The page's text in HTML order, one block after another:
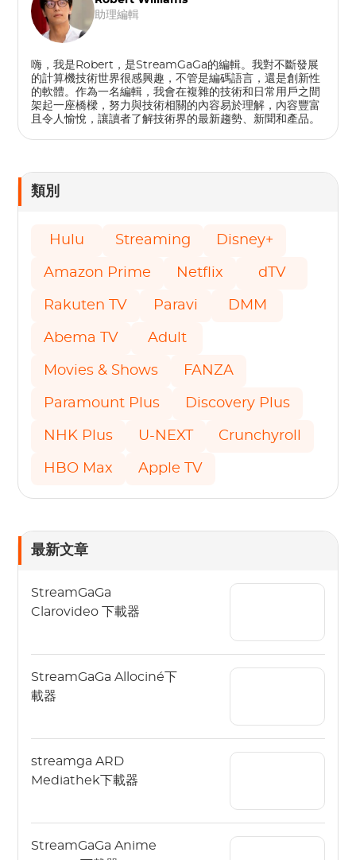
助理編輯
嗨，我是Robert，是StreamGaGa的編輯。我對不斷發展
的計算機技術世界很感興趣，不管是編碼語言，還是創新性
的軟體。作為一名編輯，我會在複雜的技術和日常用戶之間
架起一座橋樑，努力與技術相關的內容易於理解，內容豐富
且令人愉​​悅，讓讀者了解技術界的最新趨勢、新聞和產品。
類別
Hulu Streaming Disney+
Amazon Prime Netflix dTV
Rakuten TV Paravi DMM
Abema TV Adult
Movies & Shows FANZA
Paramount Plus Discovery Plus
NHK Plus U-NEXT Crunchyroll
HBO Max Apple TV
最新文章
StreamGaGa
Clarovideo 下載器
StreamGaGa Allociné下
載器
streamga ARD
Mediathek下載器
StreamGaGa Anime